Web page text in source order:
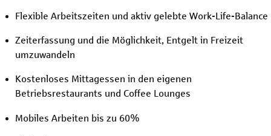
Flexible Arbeitszeiten und aktiv gelebte Work-Life-Balance
Zeiterfassung und die Möglichkeit, Entgelt in Freizeit
umzuwandeln
Kostenloses Mittagessen in den eigenen
Betriebsrestaurants und Coffee Lounges
Mobiles Arbeiten bis zu 60%